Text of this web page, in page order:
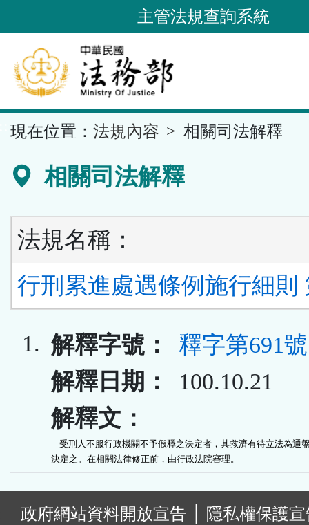
到
要
內
容
區
主管法規查詢系統
現在位置： 法規內容 相關司法解釋
相關司法解釋
法規名稱：
行刑累進處遇條例施行細則
1. 解釋字號：
釋字第691號
解釋日期：
100.10.21
解釋文：
受刑人不服行政機關不予假釋之決定者，其救濟有待立法為通
決定之。在相關法律修正前，由行政法院審理。
政府網站資料開放宣告
隱私權保護